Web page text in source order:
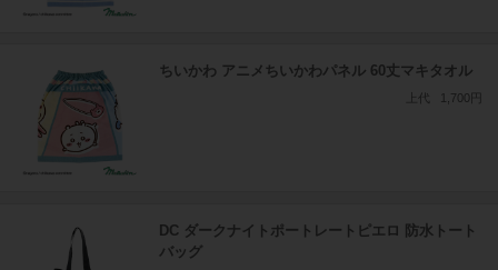
ちいかわ アニメちいかわパネル 60丈マキタオル
上代 1,700円
DC ダークナイトポートレートピエロ 防水トート
バッグ